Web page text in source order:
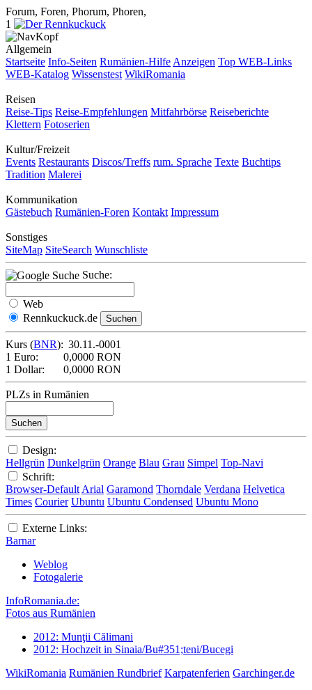
Forum, Foren, Phorum, Phoren,
1
Allgemein
Startseite Info-Seiten Rumänien-Hilfe Anzeigen Top WEB-Links
WEB-Katalog Wissenstest WikiRomania
Reisen
Reise-Tips Reise-Empfehlungen Mitfahrbörse Reiseberichte
Klettern Fotoserien
Kultur/Freizeit
Events Restaurants Discos/Treffs rum. Sprache Texte Buchtips
Tradition Malerei
Kommunikation
Gästebuch Rumänien-Foren Kontakt Impressum
Sonstiges
SiteMap SiteSearch Wunschliste
Suche:
Web
Rennkuckuck.de
Kurs (BNR): 30.11.-0001
1 Euro:
0,0000 RON
1 Dollar:
0,0000 RON
PLZs in Rumänien
Design:
Hellgrün Dunkelgrün Orange Blau Grau Simpel Top-Navi
Schrift:
Browser-Default Arial Garamond Thorndale Verdana Helvetica
Times Courier Ubuntu Ubuntu Condensed Ubuntu Mono
Externe Links:
Barnar
Weblog
Fotogalerie
InfoRomania.de:
Fotos aus Rumänien
2012: Munţii Călimani
2012: Hochzeit in Sinaia/Bu#351;teni/Bucegi
WikiRomania Rumänien Rundbrief Karpatenferien Garchinger.de